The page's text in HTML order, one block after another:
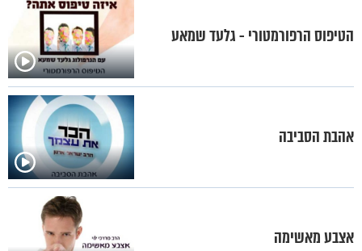
הטיפוס הרפורמטורי - גלעד שמאע
אהבת הסביבה
אצבע מאשימה